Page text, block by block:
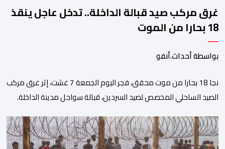
غرق مركب صيد قبالة الداخلة.. تدخل عاجل ينقذ
18 بحارا من الموت
بواسطة أحداث.أنفو
نجا 18 بحارا من موت محقق، فجر اليوم الجمعة 7 غشت، إثر غرق مركب
الصيد الساحلي المخصص لصيد السردين، قبالة سواحل مدينة الداخلة.
كبيرة من المياه إلى داخل المركب أثناء مزاولته نشاط الصيد البحري، قبل
أن تتفاقم الوضعية وينتهي الأمر بغرقه، ما استنفر عدداً من مراكب […]